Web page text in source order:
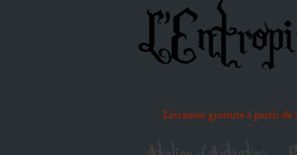
Livraison gratuite à partir